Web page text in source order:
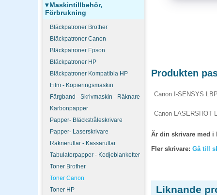
▾Maskintillbehör,
Förbrukning
Bläckpatroner Brother
Bläckpatroner Canon
Bläckpatroner Epson
Bläckpatroner HP
Bläckpatroner Kompatibla HP
Film - Kopieringsmaskin
Färgband - Skrivmaskin - Räknare
Karbonpapper
Papper- Bläckstråleskrivare
Papper- Laserskrivare
Räknerullar - Kassarullar
Tabulatorpapper - Kedjeblanketter
Toner Brother
Toner Canon
Toner HP
Produkten
Canon I-SENSYS
Canon LASERSHOT
Är din skrivare med i
Fler skrivare: Gå till
Liknande